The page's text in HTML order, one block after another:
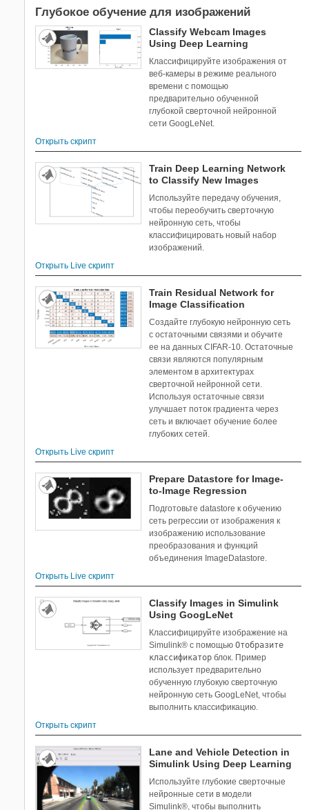
System Identification Toolbox
Text Analytics Toolbox
UAV Toolbox
Vehicle Network Toolbox
Глубокое обучение для изображений
Classify Webcam Images
Using Deep Learning
Классифицируйте изображения от
веб-камеры в режиме реального
времени с помощью
предварительно обученной
глубокой сверточной нейронной
сети GoogLeNet.
Открыть скрипт
Train Deep Learning Network
to Classify New Images
Используйте передачу обучения,
чтобы переобучить сверточную
нейронную сеть, чтобы
классифицировать новый набор
изображений.
Открыть Live скрипт
Train Residual Network for
Image Classification
Создайте глубокую нейронную сеть
с остаточными связями и обучите
ее на данных CIFAR-10. Остаточные
связи являются популярным
элементом в архитектурах
сверточной нейронной сети.
Используя остаточные связи
улучшает поток градиента через
сеть и включает обучение более
глубоких сетей.
Открыть Live скрипт
Prepare Datastore for Image-
to-Image Regression
Подготовьте datastore к обучению
сеть регрессии от изображения к
изображению использование
преобразования и функций
объединения ImageDatastore.
Открыть Live скрипт
Classify Images in Simulink
Using GoogLeNet
Классифицируйте изображение на
Simulink® с помощьюОтобразите
классификатор блок. Пример
использует предварительно
обученную глубокую сверточную
нейронную сеть GoogLeNet, чтобы
выполнить классификацию.
Открыть скрипт
Lane and Vehicle Detection in
Simulink Using Deep Learning
Используйте глубокие сверточные
нейронные сети в модели
Simulink®, чтобы выполнить